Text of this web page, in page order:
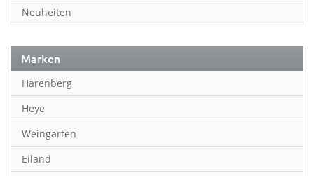
Neuheiten
Marken
Harenberg
Heye
Weingarten
Eiland